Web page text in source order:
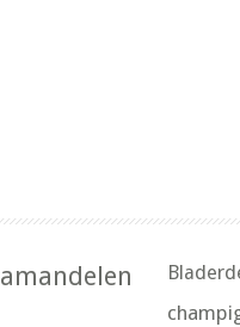
amandelen